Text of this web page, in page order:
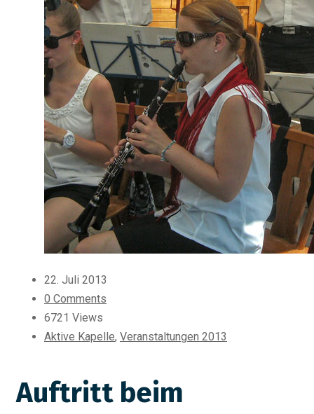
22. Juli 2013
0 Comments
6721 Views
Aktive Kapelle, Veranstaltungen 2013
Auftritt beim